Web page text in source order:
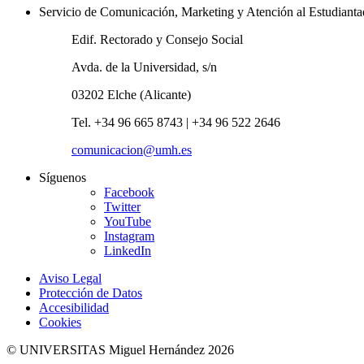
Servicio de Comunicación, Marketing y Atención al
Edif. Rectorado y Consejo Social
Avda. de la Universidad, s/n
03202 Elche (Alicante)
Tel. +34 96 665 8743 | +34 96 522 2646
comunicacion@umh.es
Síguenos
Facebook
Twitter
YouTube
Instagram
LinkedIn
Aviso Legal
Protección de Datos
Accesibilidad
Cookies
© UNIVERSITAS Miguel Hernández 2026